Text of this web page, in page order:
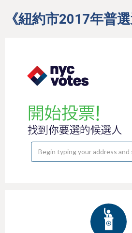
《紐約市2017年普